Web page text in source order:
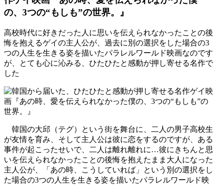
の、3つの“もしも”の世界。』
高校時代に好きだった人に思いを伝えられなかったことの後
悔を抱えるゲイの主人公が、過去に別の選択をした場合の3
つの人生を生きる姿を描いたパラレルワールド映画なのです
が、とても心に沁みる、ひたひたと感動が押し寄せる名作で
した
韓国の大邱（テグ）という街を舞台に、二人の男子高校生
が友情を育み、そして主人公は彼に恋をするのですが、ある
事件が起こったせいで、二人は離れ離れに…彼にきちんと思
いを伝えられなかったことの後悔を抱えたまま大人になった
主人公が、「あの時、こうしていれば」という別の選択をし
た場合の3つの人生を生きる姿を描いたパラレルワールド映